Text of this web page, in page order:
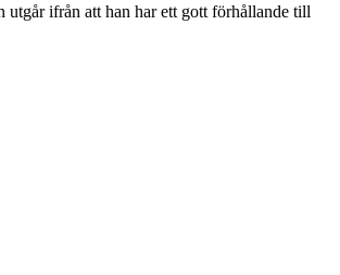
utgår ifrån att han har ett gott förhållande till